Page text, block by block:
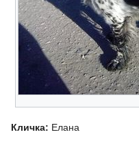
Кличка: Елана